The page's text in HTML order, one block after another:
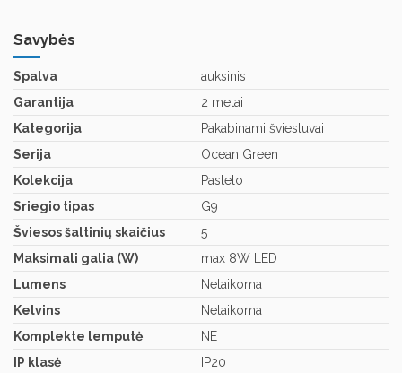
Savybės
Spalva
auksinis
Garantija
2 metai
Kategorija
Pakabinami šviestuvai
Serija
Ocean Green
Kolekcija
Pastelo
Sriegio tipas
G9
Šviesos šaltinių skaičius
5
Maksimali galia (W)
max 8W LED
Lumens
Netaikoma
Kelvins
Netaikoma
Komplekte lemputė
NE
IP klasė
IP20